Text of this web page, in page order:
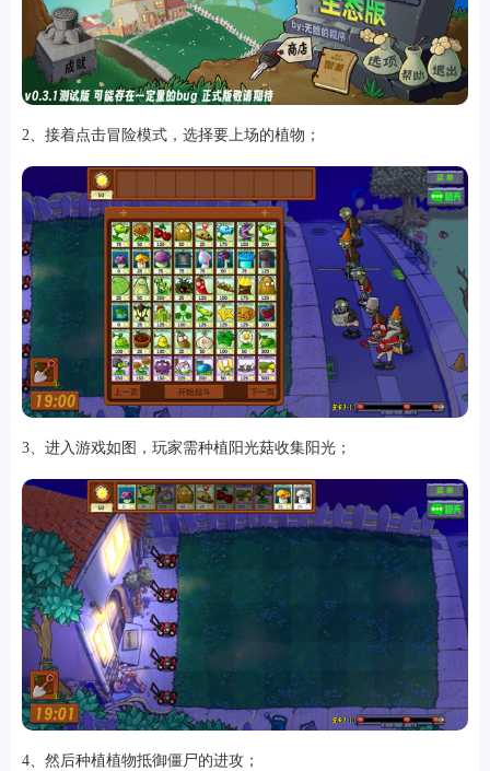
排行
角色扮演小游戏恋爱养成 沙盒模组 up主自制 赛车竞速策略塔防动作射
益智休闲冒险解谜街机格斗 模拟经营音乐游戏 单机游戏 战争策略
系统工具影音播放游戏辅助 摄影美颜办公商务 旅游出行 金融理财
娱乐
趣味新闻阅读考试学习AI软件 健康运动 生活购物 地图导航 主题桌面
2、接着点击冒险模式，选择要上场的植物；
3、进入游戏如图，玩家需种植阳光菇收集阳光；
4、然后种植植物抵御僵尸的进攻；